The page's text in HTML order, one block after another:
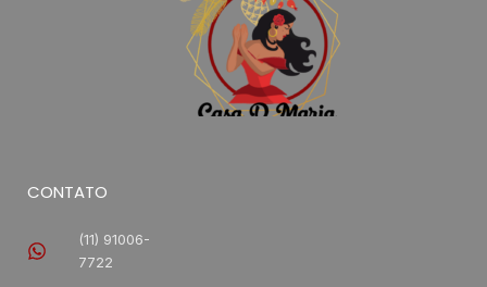
CONTATO
(11) 91006-
7722